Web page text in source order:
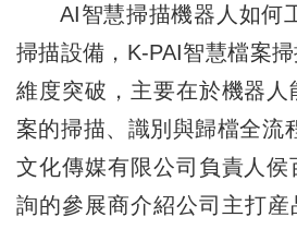
AI智慧掃描機器人如何
掃描設備，K-PAI智慧檔案
維度突破，主要在於機器人
案的掃描、識別與歸檔全流
文化傳媒有限公司負責人侯
詢的參展商介紹公司主打